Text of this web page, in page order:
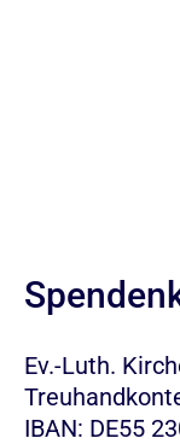
Ev.-Luth.
IBAN: DE55